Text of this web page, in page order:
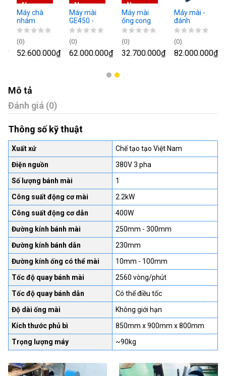
Nam
Máy chà
nhám
thùng
nghiệp -
khổ rộng
(0)
52.600.000₫
Nam
Máy mài
GE450 -
đánh
cạnh góc
| Bo tròn
(0)
62.000.000₫
Nam
Máy mài
ống cong
| Đánh
mặt
không
(0)
32.700.000₫
Máy mài -
đánh
bóng -
mặt
trong ống
(0)
82.000.000₫
Mô tả
Đánh giá (0)
Thông số kỹ thuật
Xuất xứ
Chế tạo tạo Việt Nam
Điện nguồn
380V 3 pha
Số lượng bánh mài
1
Công suất động cơ mài
2.2kW
Công suất động cơ dẫn
400W
Đường kính bánh mài
250mm - 300mm
Đường kính bánh dẫn
230mm
Đường kính ống có thể mài
10mm - 100mm
Tốc độ quay bánh mài
2560 vòng/phút
Tốc độ quay bánh dẫn
Có thể điều tốc
Độ dài ống mài
Không giới hạn
Kích thước phủ bì
850mm x 900mm x 800mm
Trọng lượng máy
~90kg